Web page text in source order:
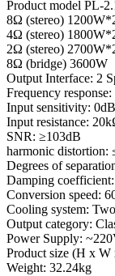
Product model PL-
8Ω (stereo)
4Ω (stereo)
2Ω (stereo)
8Ω (bridge) 3600W
Output Interface: 2
Frequency
Input sensitivity:
Input resistance:
SNR: ≥103dB
harmonic distortion:
Degrees of
Damping
Conversion speed:
Cooling system:
Output category:
Power Supply:
Product size (H x
Weight: 32.24kg